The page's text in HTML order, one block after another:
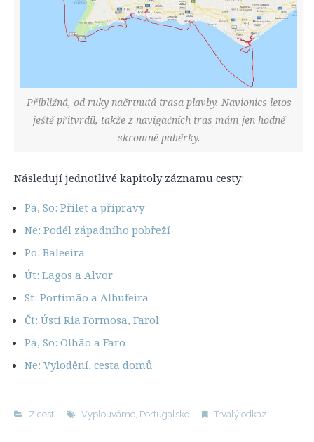
Přibližná, od ruky načrtnutá trasa plavby. Navionics letos
ještě přitvrdil, takže z navigačních tras mám jen hodně
skromné paběrky.
Následují jednotlivé kapitoly záznamu cesty:
Pá, So: Přílet a přípravy
Ne: Podél západního pobřeží
Po: Baleeira
Út: Lagos a Alvor
St: Portimão a Albufeira
Čt: Ústí Ria Formosa, Farol
Pá, So: Olhão a Faro
Ne: Vylodění, cesta domů
Z cest Vyplouváme Portugalsko Trvalý odkaz